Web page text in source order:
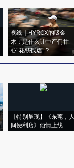
视线｜HYROX的吸金
术：是什么让中产们甘
心“花钱找虐”？
【特别呈现】《东莞，人
间便利店》倾情上线